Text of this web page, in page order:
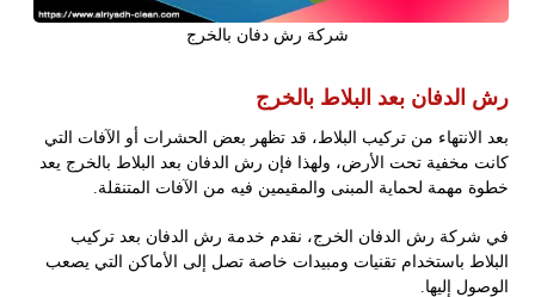
شركة رش دفان بالخرج
رش الدفان بعد البلاط بالخرج
بعد الانتهاء من تركيب البلاط، قد تظهر بعض الحشرات أو الآفات التي
كانت مخفية تحت الأرض، ولهذا فإن رش الدفان بعد البلاط بالخرج يعد
خطوة مهمة لحماية المبنى والمقيمين فيه من الآفات المتنقلة.
في شركة رش الدفان الخرج، نقدم خدمة رش الدفان بعد تركيب
البلاط باستخدام تقنيات ومبيدات خاصة تصل إلى الأماكن التي يصعب
الوصول إليها.